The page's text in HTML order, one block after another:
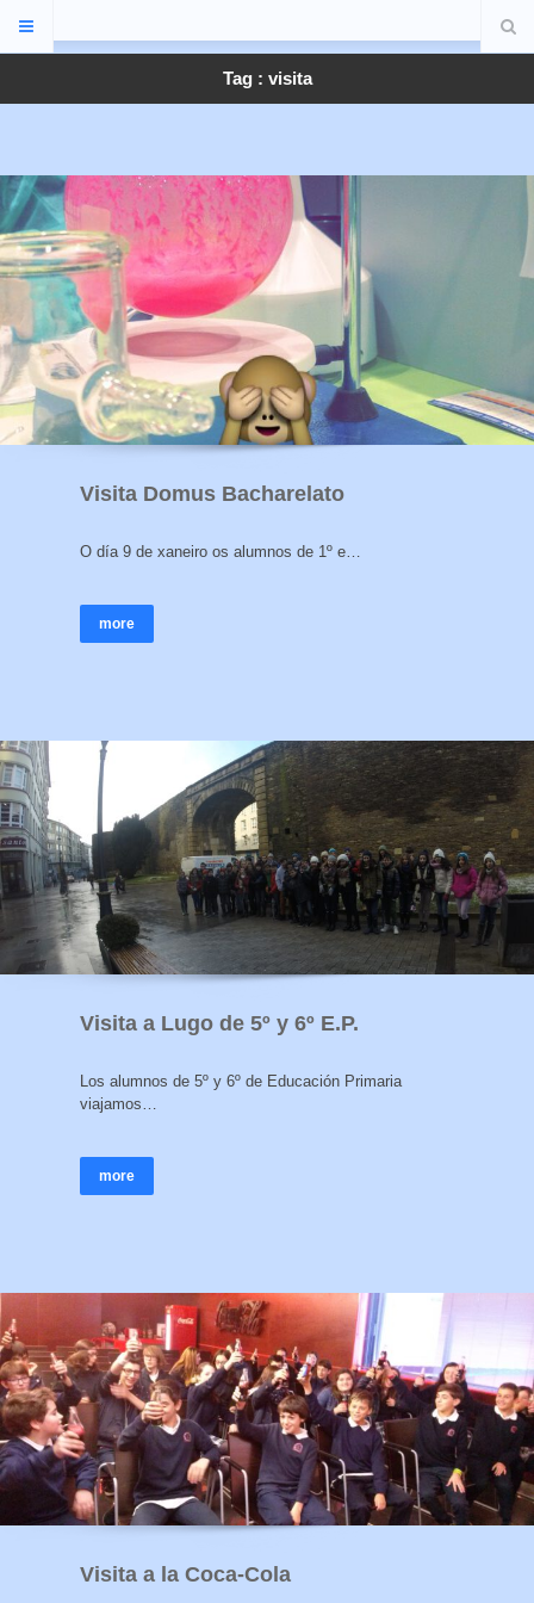
Tag : visita
Visita Domus Bacharelato
O día 9 de xaneiro os alumnos de 1º e…
more
Visita a Lugo de 5º y 6º E.P.
Los alumnos de 5º y 6º de Educación Primaria
viajamos…
more
Visita a la Coca-Cola